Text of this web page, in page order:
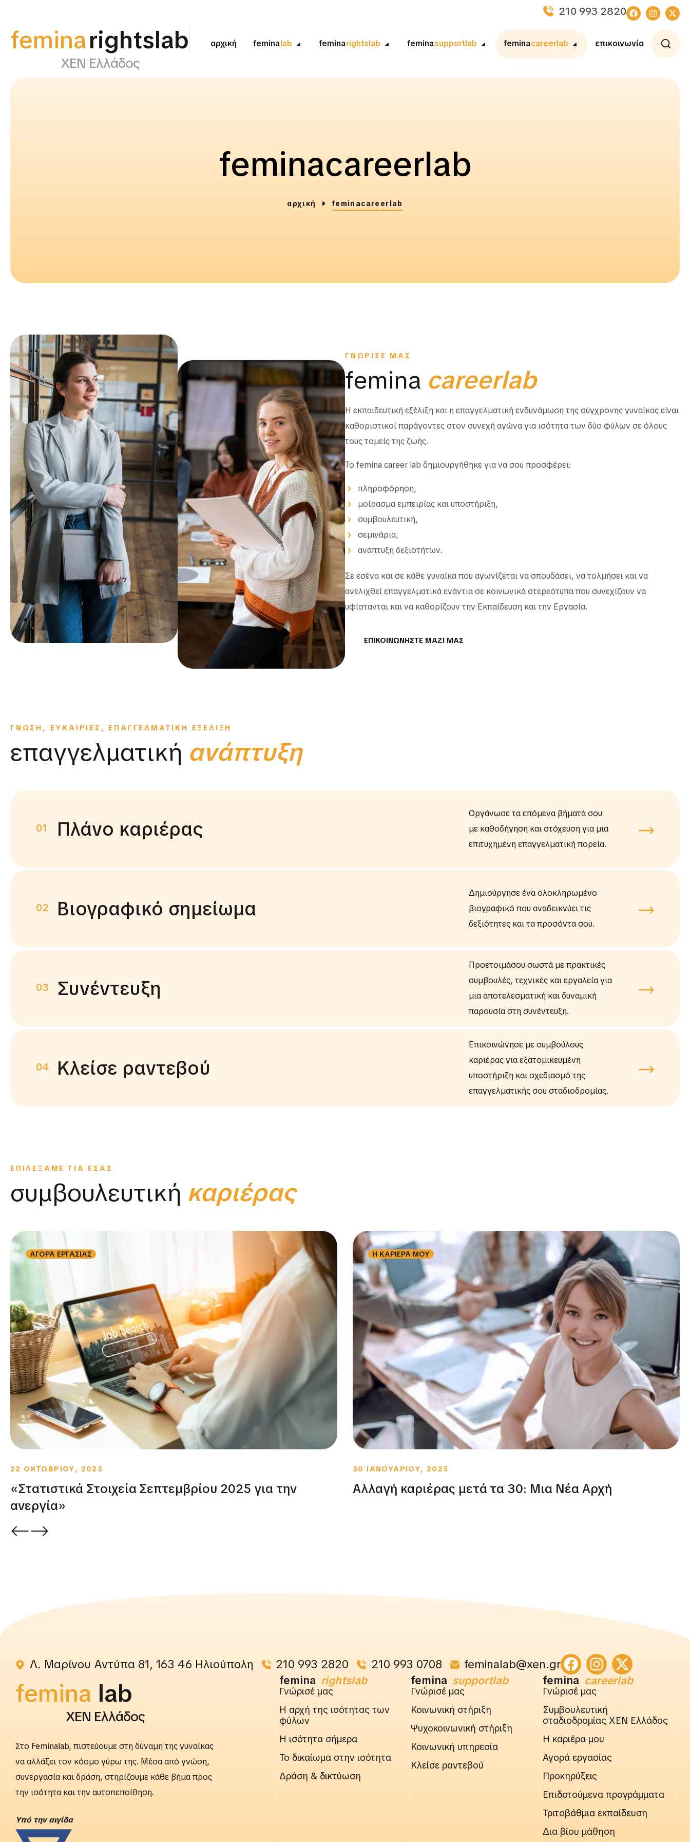
210 993 2820
feminarightslab
ΧΕΝ Ελλάδος
αρχική feminalab feminarightslab feminasupportlab feminacareerlab επικοινωνία
feminacareerlab
αρχική feminacareerlab
ΓΝΩΡΙΣΕ ΜΑΣ
femina careerlab
Η εκπαιδευτική εξέλιξη και η επαγγελματική ενδυνάμωση της σύγχρονης γυναίκας είναι
καθοριστικοί παράγοντες στον συνεχή αγώνα για ισότητα των δύο φύλων σε όλους
τους τομείς της ζωής.
Το femina career lab δημιουργήθηκε για να σου προσφέρει:
πληροφόρηση,
μοίρασμα εμπειρίας και υποστήριξη,
συμβουλευτική,
σεμινάρια,
ανάπτυξη δεξιοτήτων.
Σε εσένα και σε κάθε γυναίκα που αγωνίζεται να σπουδάσει, να τολμήσει και να
ανελιχθεί επαγγελματικά ενάντια σε κοινωνικά στερεότυπα που συνεχίζουν να
υφίστανται και να καθορίζουν την Εκπαίδευση και την Εργασία.
ΕΠΙΚΟΙΝΩΝΗΣΤΕ ΜΑΖΙ ΜΑΣ
ΓΝΩΣΗ, ΕΥΚΑΙΡΙΕΣ, ΕΠΑΓΓΕΛΜΑΤΙΚΗ ΕΞΕΛΙΞΗ
επαγγελματική ανάπτυξη
01 Πλάνο καριέρας
Οργάνωσε τα επόμενα βήματά σου
με καθοδήγηση και στόχευση για μια
επιτυχημένη επαγγελματική πορεία.
02 Βιογραφικό σημείωμα
Δημιούργησε ένα ολοκληρωμένο
βιογραφικό που αναδεικνύει τις
δεξιότητες και τα προσόντα σου.
03 Συνέντευξη
Προετοιμάσου σωστά με πρακτικές
συμβουλές, τεχνικές και εργαλεία για
μια αποτελεσματική και δυναμική
παρουσία στη συνέντευξη.
04 Κλείσε ραντεβού
Επικοινώνησε με συμβούλους
καριέρας για εξατομικευμένη
υποστήριξη και σχεδιασμό της
επαγγελματικής σου σταδιοδρομίας.
ΕΠΙΛΕΞΑΜΕ ΓΙΑ ΕΣΑΣ
συμβουλευτική καριέρας
ΑΓΟΡΑ ΕΡΓΑΣΙΑΣ
22 ΟΚΤΩΒΡΙΟΥ, 2025
«Στατιστικά Στοιχεία Σεπτεμβρίου 2025 για την
ανεργία»
Η ΚΑΡΙΕΡΑ ΜΟΥ
30 ΙΑΝΟΥΑΡΙΟΥ, 2025
Αλλαγή καριέρας μετά τα 30: Μια Νέα Αρχή
Λ. Μαρίνου Αντύπα 81, 163 46 Ηλιούπολη 210 993 2820 210 993 0708 feminalab@xen.gr
femina rightslab
ΧΕΝ Ελλάδος
Στο Feminalab, πιστεύουμε στη δύναμη της γυναίκας
να αλλάξει τον κόσμο γύρω της. Μέσα από γνώση,
συνεργασία και δράση, στηρίζουμε κάθε βήμα προς
την ισότητα και την αυτοπεποίθηση.
Yπό την αιγίδα
femina rightslab
Γνώρισέ μας
Η αρχή της ισότητας των
φύλων
Η ισότητα σήμερα
Το δικαίωμα στην ισότητα
Δράση & δικτύωση
femina supportlab
Γνώρισέ μας
Κοινωνική στήριξη
Ψυχοκοινωνική στήριξη
Κοινωνική υπηρεσία
Κλείσε ραντεβού
femina careerlab
Γνώρισέ μας
Συμβουλευτική
σταδιοδρομίας ΧΕΝ Ελλάδος
Η καριέρα μου
Αγορά εργασίας
Προκηρύξεις
Επιδοτούμενα προγράμματα
Τριτοβάθμια εκπαίδευση
Δια βίου μάθηση